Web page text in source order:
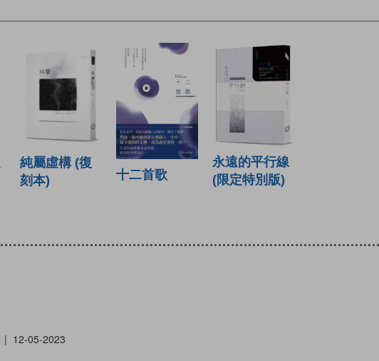
純屬虛構 (復
刻本)
十二首歌
永遠的平行線
(限定特別版)
| 12-05-2023